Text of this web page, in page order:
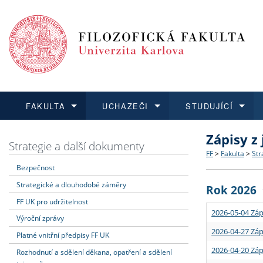
FAKULTA
Dozvědět se více
Struktura
Strategie
Podpora
UCHAZEČI
Podat přihlášku
Co
Učitelské
STUDUJÍCÍ
Dozvědět se více
Rigorózní
Dozvědět se více
O vědě a
Granty a
Dozvědět se více
Aktuální
Strategie a další dokumenty
Bezpečnost
Strategické a dlouhodobé záměry
FF UK pro udržitelnost
Výroční zprávy
Platné vnitřní předpisy FF UK
Rozhodnutí a sdělení děkana, opatření a sdělení
Zápisy
FF > Fakulta >
Rok 2026
2026-05-04
2026-04-27
2026-04-20